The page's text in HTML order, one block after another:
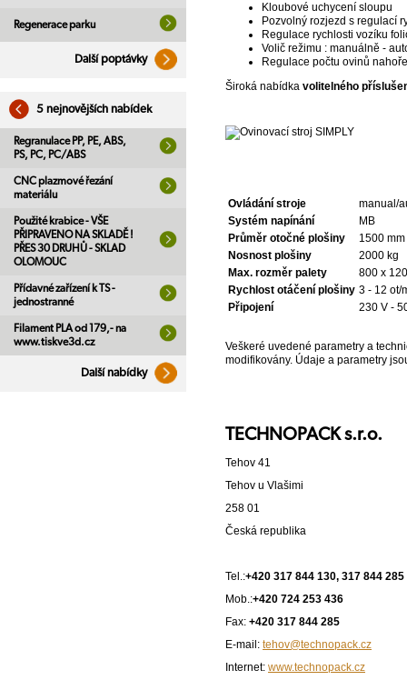
Regenerace parku
Další poptávky
5 nejnovějších nabídek
Regranulace PP, PE, ABS,
PS, PC, PC/ABS
CNC plazmové řezání
materiálu
Použité krabice - VŠE
PŘIPRAVENO NA SKLADĚ !
PŘES 30 DRUHŮ - SKLAD
OLOMOUC
Přídavné zařízení k TS -
jednostranné
Filament PLA od 179,- na
www.tiskve3d.cz
Další nabídky
Kloubové uchycení sloupu
Pozvolný rozjezd s regulací
Regulace rychlosti vozíku
Volič režimu : manuálně -
Regulace počtu ovinů
Široká nabídka volitelného
Ovládání stroje
manual/
Systém napínání
MB
Průměr otočné plošiny
1500 mm
Nosnost plošiny
2000 kg
Max. rozměr palety
800 x
Rychlost otáčení plošiny 3 - 12 ot/
Připojení
230 V -
Veškeré uvedené parametry a
modifikovány. Údaje a parametry
TECHNOPACK s.r.o.
Tehov 41
Tehov u Vlašimi
258 01
Česká republika
Tel.:+420 317 844 130, 317 844 285
Mob.:+420 724 253 436
Fax: +420 317 844 285
E-mail: tehov@technopack.cz
Internet: www.technopack.cz